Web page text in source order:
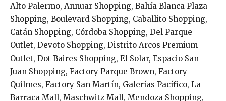
Alto Palermo, Annuar Shopping, Bahía Blanca Plaza
Shopping, Boulevard Shopping, Caballito Shopping,
Catán Shopping, Córdoba Shopping, Del Parque
Outlet, Devoto Shopping, Distrito Arcos Premium
Outlet, Dot Baires Shopping, El Solar, Espacio San
Juan Shopping, Factory Parque Brown, Factory
Quilmes, Factory San Martín, Galerías Pacífico, La
Barraca Mall, Maschwitz Mall, Mendoza Shopping,